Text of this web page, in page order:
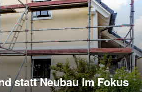
statt Neubau im Fokus